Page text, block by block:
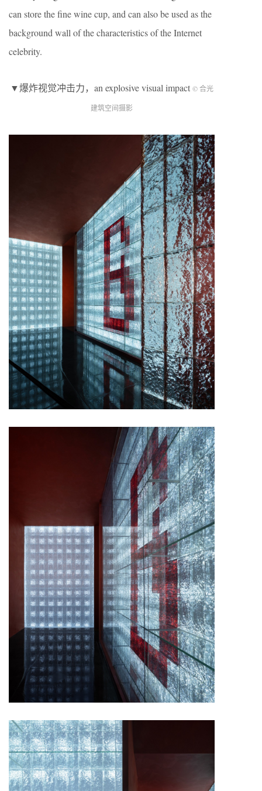
can store the fine wine cup, and can also be used as the
background wall of the characteristics of the Internet
celebrity.
▼爆炸视觉冲击力，an explosive visual impact © 合光
建筑空间摄影